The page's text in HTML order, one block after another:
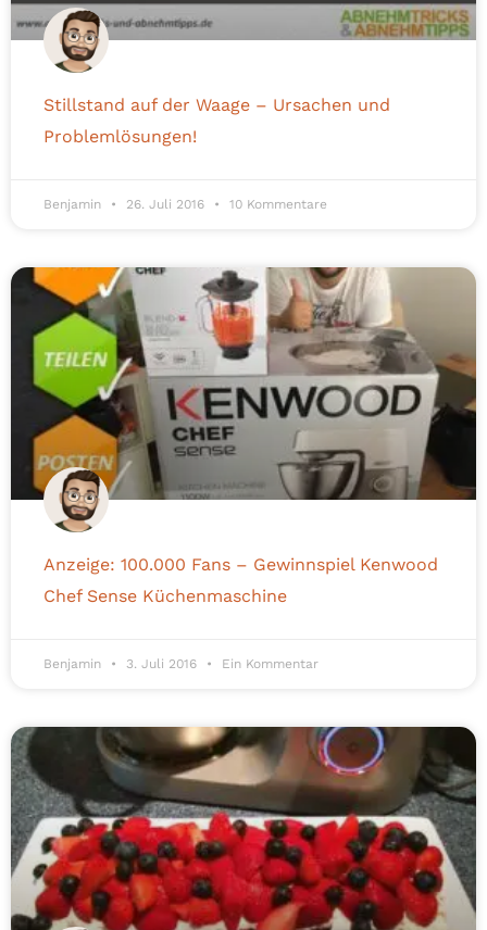
Stillstand auf der Waage – Ursachen und
Problemlösungen!
Benjamin 26. Juli 2016 10 Kommentare
Anzeige: 100.000 Fans – Gewinnspiel Kenwood
Chef Sense Küchenmaschine
Benjamin 3. Juli 2016 Ein Kommentar